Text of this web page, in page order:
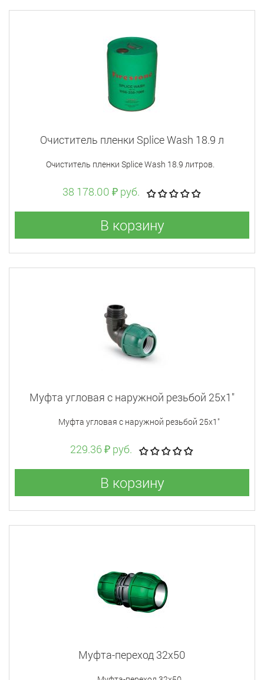
Очиститель пленки Splice Wash 18.9 л
Очиститель пленки Splice Wash 18.9 литров.
38 178.00 ₽ руб.
В корзину
Муфта угловая с наружной резьбой 25x1"
Муфта угловая с наружной резьбой 25x1"
229.36 ₽ руб.
В корзину
Муфта-переход 32x50